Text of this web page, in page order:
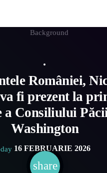
României,
fi prezent la
a Consiliului
Washington
16 FEBRUARIE 2026
share
email